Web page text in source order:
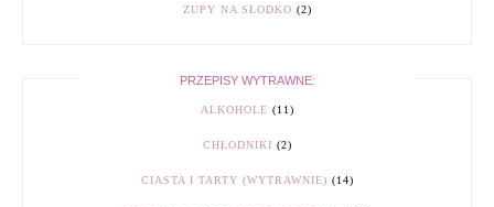
ZUPY NA SŁODKO (2)
PRZEPISY WYTRAWNE:
ALKOHOLE (11)
CHŁODNIKI (2)
CIASTA I TARTY (WYTRAWNIE) (14)